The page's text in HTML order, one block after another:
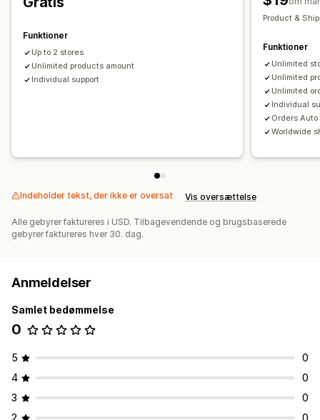
Funktioner
Up to 2 stores
Unlimited products amount
Individual support
Product &
Funktioner
Unlimited
Unlimited
Unlimited
Individual
Orders
Worldwide
Indeholder tekst, der ikke er oversat Vis oversættelse
Alle gebyrer faktureres i USD. Tilbagevendende og brugsbaserede
gebyrer faktureres hver 30. dag.
Anmeldelser
Samlet bedømmelse
0
5
0
4
0
3
0